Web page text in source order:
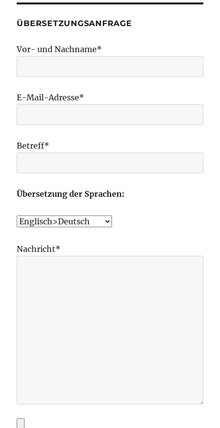
ÜBERSETZUNGSANFRAGE
Vor- und Nachname*
E-Mail-Adresse*
Betreff*
Übersetzung der Sprachen:
Nachricht*